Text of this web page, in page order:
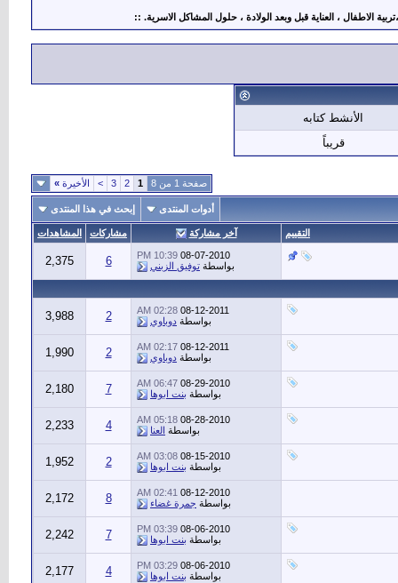
الاطفال ، العناية قبل وبعد الولادة ، حلول المشاكل الاسرية. ::
الأنشط كتابه
قريباً
صفحة 1 من 8 1
2
3
> الأخيرة »
أدوات المنتدى إبحث في هذا المنتدى
التقييم آخر مشاركة مشاركات المشاهدات
08-07-2010
10:39 PM
بواسطة توفيق الزبني 6
2,375
08-12-2011
02:28 AM
بواسطة دوباوي 2
3,988
08-12-2011
02:17 AM
بواسطة دوباوي 2
1,990
08-29-2010
06:47 AM
بواسطة بنت ابوها 7
2,180
08-28-2010
05:18 AM
بواسطة العنا 4
2,233
08-15-2010
03:08 AM
بواسطة بنت ابوها 2
1,952
08-12-2010
02:41 AM
بواسطة جمرة غضاء 8
2,172
08-06-2010
03:39 PM
بواسطة بنت ابوها 7
2,242
08-06-2010
03:29 PM
بواسطة بنت ابوها 4
2,177